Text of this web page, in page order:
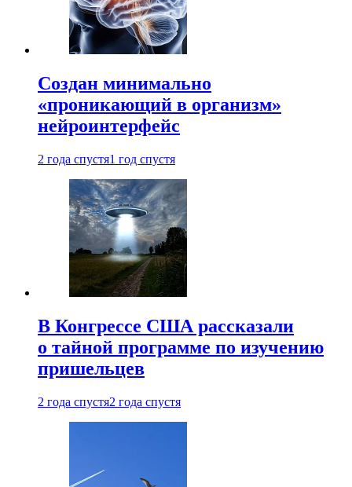
Создан минимально
«проникающий в организм»
нейроинтерфейс
2 года спустя1 год спустя
В Конгрессе США рассказали
о тайной программе по изучению
пришельцев
2 года спустя2 года спустя